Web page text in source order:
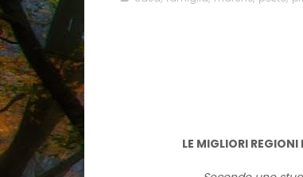
LE MIGLIORI